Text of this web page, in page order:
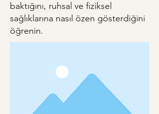
baktığını, ruhsal ve fiziksel
sağlıklarına nasıl özen gösterdiğini
öğrenin.